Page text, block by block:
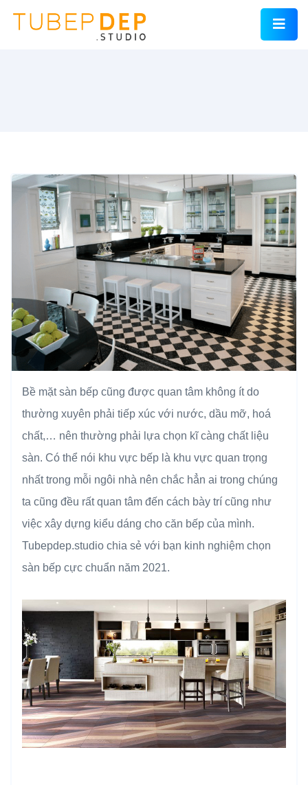
Bề mặt sàn bếp cũng được quan tâm không ít do
thường xuyên phải tiếp xúc với nước, dầu mỡ, hoá
chất,… nên thường phải lựa chọn kĩ càng chất liệu
sàn. Có thể nói khu vực bếp là khu vực quan trọng
nhất trong mỗi ngôi nhà nên chắc hẳn ai trong chúng
ta cũng đều rất quan tâm đến cách bày trí cũng như
việc xây dựng kiểu dáng cho căn bếp của mình.
Tubepdep.studio chia sẻ với bạn kinh nghiệm chọn
sàn bếp cực chuẩn năm 2021.